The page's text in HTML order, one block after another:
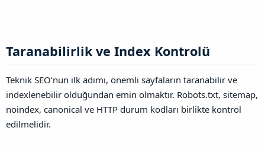
Taranabilirlik ve Index Kontrolü​
Teknik SEO’nun ilk adımı, önemli sayfaların taranabilir ve
indexlenebilir olduğundan emin olmaktır. Robots.txt, sitemap,
noindex, canonical ve HTTP durum kodları birlikte kontrol
edilmelidir.